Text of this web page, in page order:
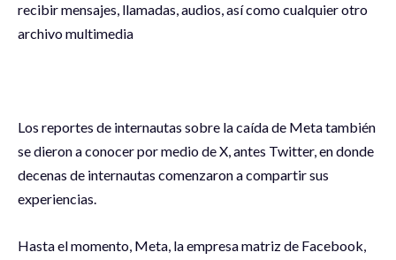
recibir mensajes, llamadas, audios, así como cualquier otro
archivo multimedia
Los reportes de internautas sobre la caída de Meta también
se dieron a conocer por medio de X, antes Twitter, en donde
decenas de internautas comenzaron a compartir sus
experiencias.
Hasta el momento, Meta, la empresa matriz de Facebook,